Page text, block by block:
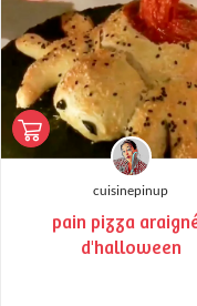
cuisinepinup
pain pizza
d'halloween